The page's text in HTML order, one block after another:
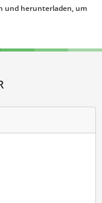
und herunterladen, um